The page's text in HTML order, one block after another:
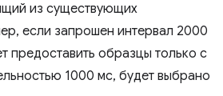
из существующих
если запрошен интервал 2000
предоставить образцы только с
1000 мс, будет выбрано